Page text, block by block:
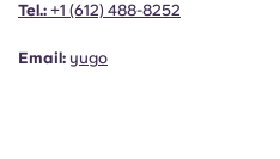
Tel.: +1 (612) 488-8252
Email: yugo